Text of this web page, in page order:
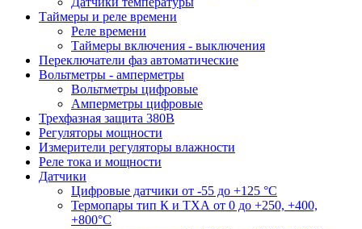
Таймеры и реле времени
Реле времени
Таймеры включения - выключения
Переключатели фаз автоматические
Вольтметры - амперметры
Вольтметры цифровые
Амперметры цифровые
Трехфазная защита 380В
Регуляторы мощности
Измерители регуляторы влажности
Реле тока и мощности
Датчики
Цифровые датчики от -55 до +125 °С
Термопары тип К и ТХА от 0 до +250, +400,
+800°C